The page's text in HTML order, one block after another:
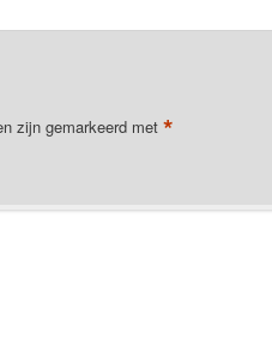
zijn gemarkeerd met *